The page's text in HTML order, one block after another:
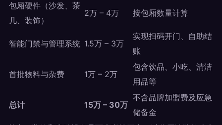
包厢硬件（沙发、茶
几、装饰）
2万 – 4万 按包厢数量计算
智能门禁与管理系统 1.5万 – 3万
实现扫码开门、自助结
账
首批物料与杂费 1万 – 2万
包含饮品、小吃、清洁
用品等
总计 15万 – 30万
不含品牌加盟费及应急
储备金